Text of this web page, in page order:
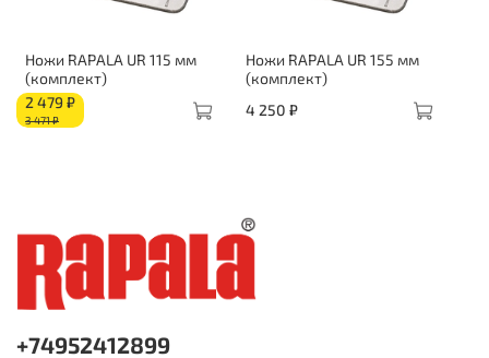
Ножи RAPALA UR 115 мм
(комплект)
2 479 ₽
3 471 ₽
Ножи RAPALA UR 155 мм
(комплект)
4 250 ₽
+74952412899